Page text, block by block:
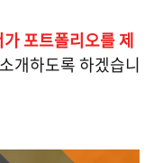
포트폴리오를 제
개하도록 하겠습니